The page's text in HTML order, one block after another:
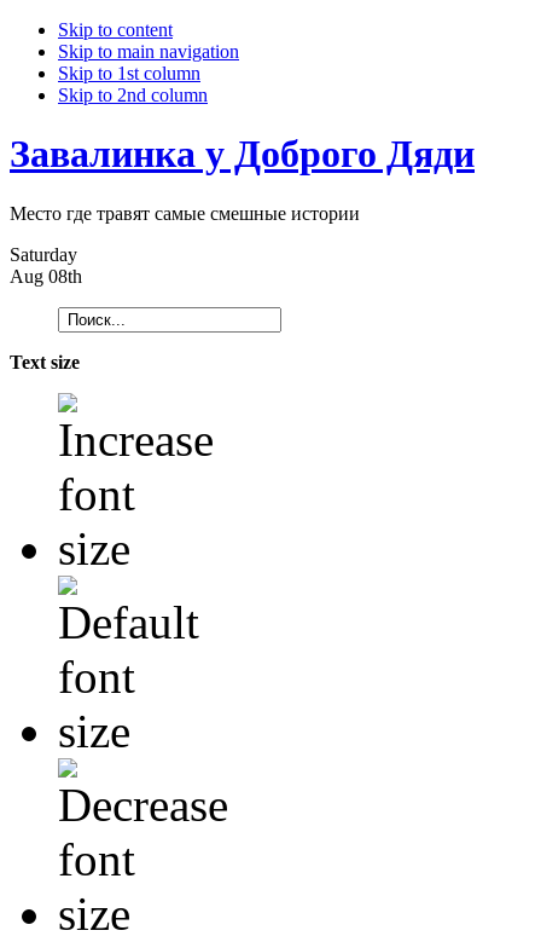
Skip to content
Skip to main navigation
Skip to 1st column
Skip to 2nd column
Завалинка у Доброго Дяди
Место где травят самые смешные истории
Saturday
Aug 08th
Text size